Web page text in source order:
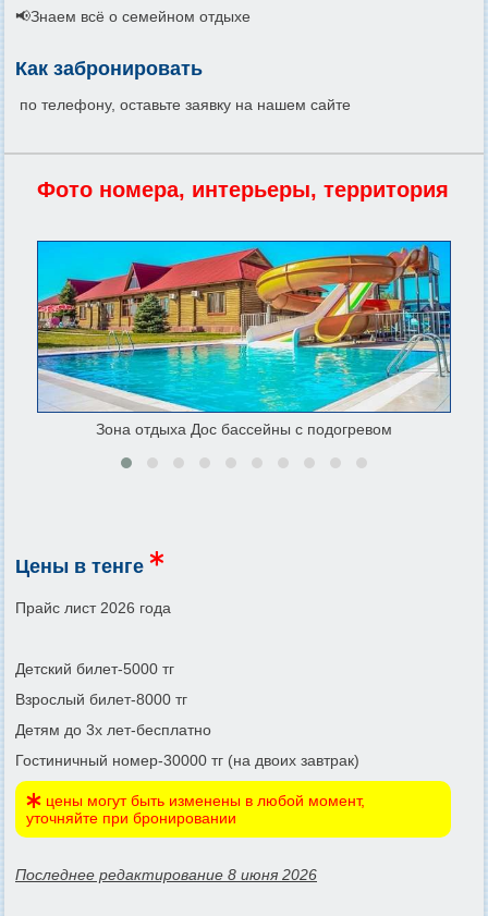
📢Знаем всё о семейном отдыхе
Как забронировать
по телефону, оставьте заявку на нашем сайте
Фото номера, интерьеры, территория
Зона отдыха Дос бассейны с подогревом
Цены в тенге
Прайс лист 2026 года
Детский билет-5000 тг
Взрослый билет-8000 тг
Детям до 3х лет-бесплатно
Гостиничный номер-30000 тг (на двоих завтрак)
цены могут быть изменены в любой момент,
уточняйте при бронировании
Последнее редактирование 8 июня 2026